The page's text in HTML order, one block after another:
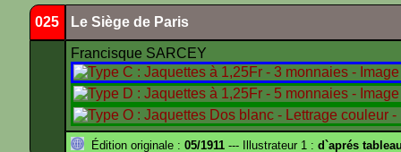
025 Le Siège de Paris
Francisque SARCEY
Édition originale : 05/1911 --- Illustrateur 1 : d`aprés